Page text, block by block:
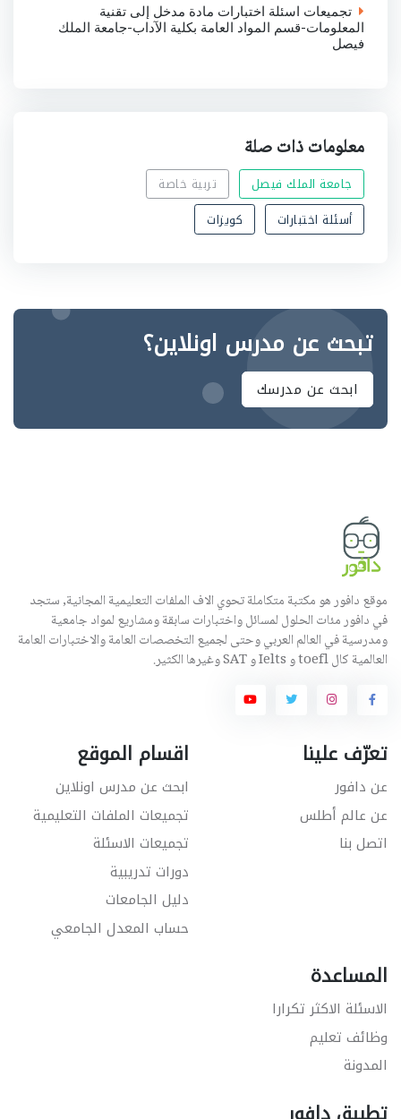
تجميعات اسئلة اختبارات مادة مدخل إلى تقنية
المعلومات-قسم المواد العامة بكلية الآداب-جامعة الملك
فيصل
معلومات ذات صلة
جامعة الملك فيصل
تربية خاصة
أسئلة اختبارات
كويزات
تبحث عن مدرس اونلاين؟
ابحث عن مدرسك
موقع دافور هو مكتبة متكاملة تحوي الاف الملفات التعليمية المجانية, ستجد
في دافور مئات الحلول لمسائل واختبارات سابقة ومشاريع لمواد جامعية
ومدرسية في العالم العربي وحتى لجميع التخصصات العامة والاختبارات العامة
العالمية كال toefl و Ielts و SAT وغيرها الكثير.
تعرّف علينا
عن دافور
عن عالم أطلس
اتصل بنا
اقسام الموقع
ابحث عن مدرس اونلاين
تجميعات الملفات التعليمية
تجميعات الاسئلة
دورات تدريبية
دليل الجامعات
حساب المعدل الجامعي
المساعدة
الاسئلة الاكثر تكرارا
وظائف تعليم
المدونة